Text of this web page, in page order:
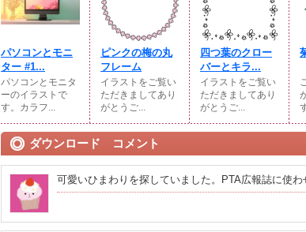
パソコンとモニ
ター #1...
パソコンとモニタ
ーのイラストで
す。カラフ...
ピンクの梅の丸
フレーム
イラストをご覧い
ただきましてあり
がとうご...
四つ葉のクロー
バーとキラ...
イラストをご覧い
ただきましてあり
がとうご...
ダウンロード コメント
可愛いひまわりを探していました。PTA広報誌に使わ